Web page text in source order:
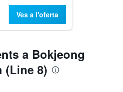
Ves a l'oferta
a Bokjeong
(Line 8)